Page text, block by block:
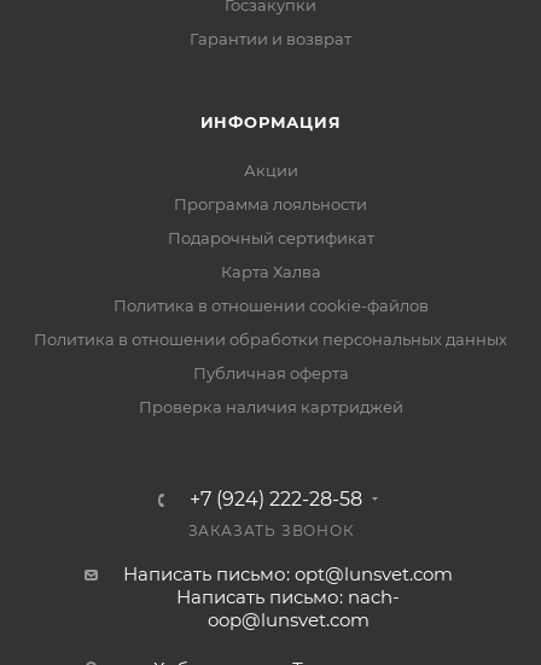
Госзакупки
Гарантии и возврат
ИНФОРМАЦИЯ
Акции
Программа лояльности
Подарочный сертификат
Карта Халва
Политика в отношении cookie-файлов
Политика в отношении обработки персональных данных
Публичная оферта
Проверка наличия картриджей
+7 (924) 222-28-58
ЗАКАЗАТЬ ЗВОНОК
Написать письмо: opt@lunsvet.com
Написать письмо: nach-
oop@lunsvet.com